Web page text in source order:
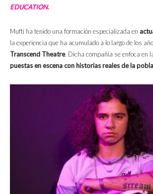
EDUCATION.
Mufti ha tenido una formación especializada en
la experiencia que ha acumulado a lo largo de los
Transcend Theatre. Dicha compañía se enfoca en
puestas en escena con historias reales de la